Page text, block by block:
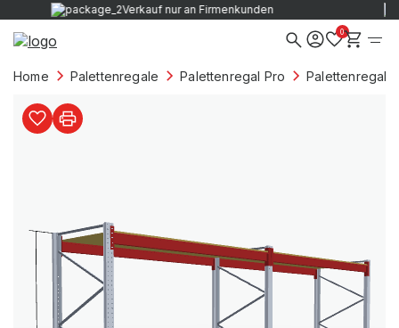
Verkauf nur an Firmenkunden
0
Home Palettenregale Palettenregal Pro Palettenregale